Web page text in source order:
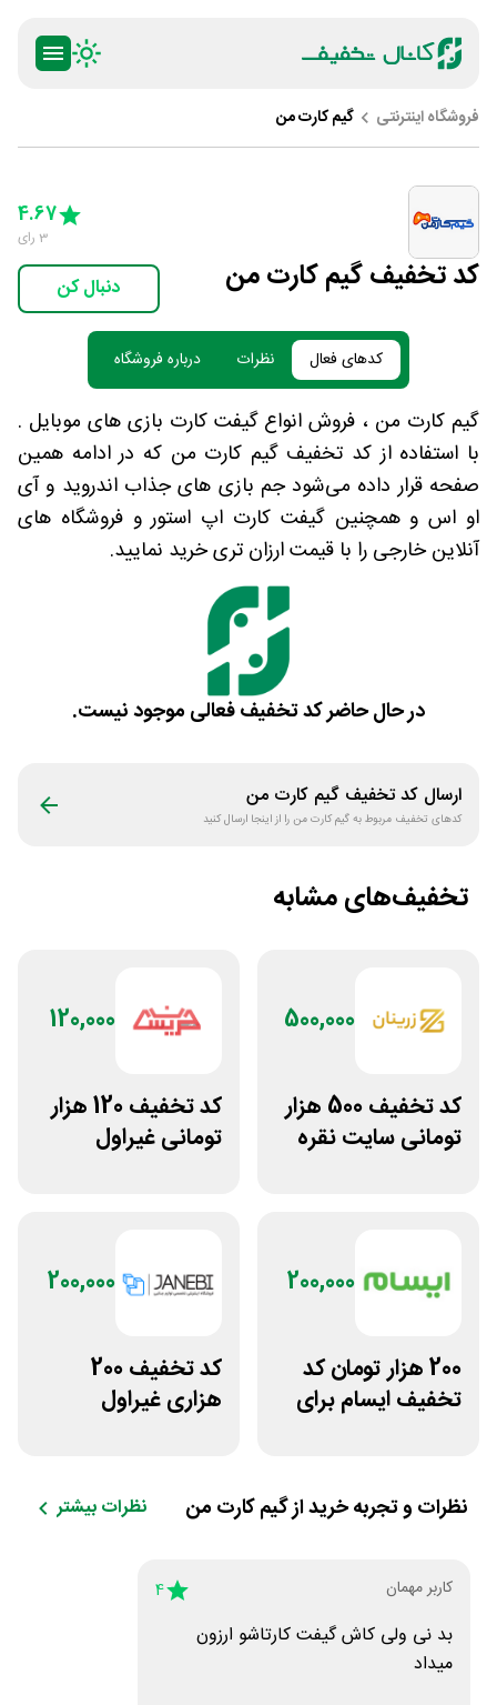
فروشگاه اینترنتی گیم کارت من
کد تخفیف گیم کارت من
4 Stars
5 Stars
4.67
3 رای
دنبال کن
کدهای فعال نظرات درباره فروشگاه
گیم کارت من ، فروش انواع گیفت کارت بازی های موبایل .
با استفاده از کد تخفیف گیم کارت من که در ادامه همین
صفحه قرار داده می‌شود جم بازی های جذاب اندروید و آی
او اس و همچنین گیفت کارت اپ استور و فروشگاه های
آنلاین خارجی را با قیمت ارزان تری خرید نمایید.
در حال حاضر کد تخفیف فعالی موجود نیست.
ارسال کد تخفیف گیم کارت من
کدهای تخفیف مربوط بهگیم کارت من را از اینجا ارسال کنید
تخفیف‌های مشابه
500,000
کد تخفیف 500 هزار
تومانی سایت نقره
120,000
کد تخفیف 120 هزار
تومانی غیراول
200,000
200 هزار تومان کد
تخفیف ایسام برای
200,000
کد تخفیف 200
هزاری غیراول
نظرات و تجربه خرید ازگیم کارت من نظرات بیشتر
کاربر مهمان 4
بد نی ولی کاش گیفت کارتاشو ارزون
میداد